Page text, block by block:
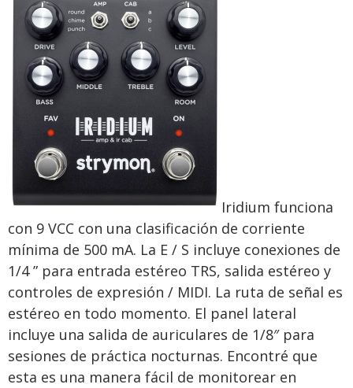
Iridium funciona
con 9 VCC con una clasificación de corriente
mínima de 500 mA. La E / S incluye conexiones de
1/4 ” para entrada estéreo TRS, salida estéreo y
controles de expresión / MIDI. La ruta de señal es
estéreo en todo momento. El panel lateral
incluye una salida de auriculares de 1/8″ para
sesiones de práctica nocturnas. Encontré que
esta es una manera fácil de monitorear en